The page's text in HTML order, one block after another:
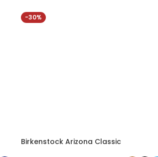
-30%
Birkenstock Arizona Classic